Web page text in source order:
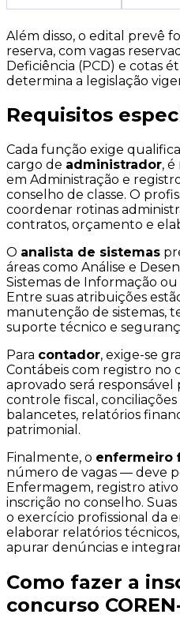
Além disso, o edital prevê
reserva, com vagas
Deficiência (PCD) e cotas
determina a legislação
Requisitos
Cada função exige
cargo de administrador,
em Administração e
conselho de classe. O
coordenar rotinas
contratos, orçamento e
O analista de sistemas
áreas como Análise e
Sistemas de Informação
Entre suas atribuições
manutenção de sistemas,
suporte técnico e
Para contador, exige-se
Contábeis com registro no
aprovado será
controle fiscal,
balancetes, relatórios
patrimonial.
Finalmente, o enfermeiro
número de vagas — deve
Enfermagem, registro
inscrição no conselho.
o exercício profissional da
elaborar relatórios
apurar denúncias e
Como fazer a
concurso